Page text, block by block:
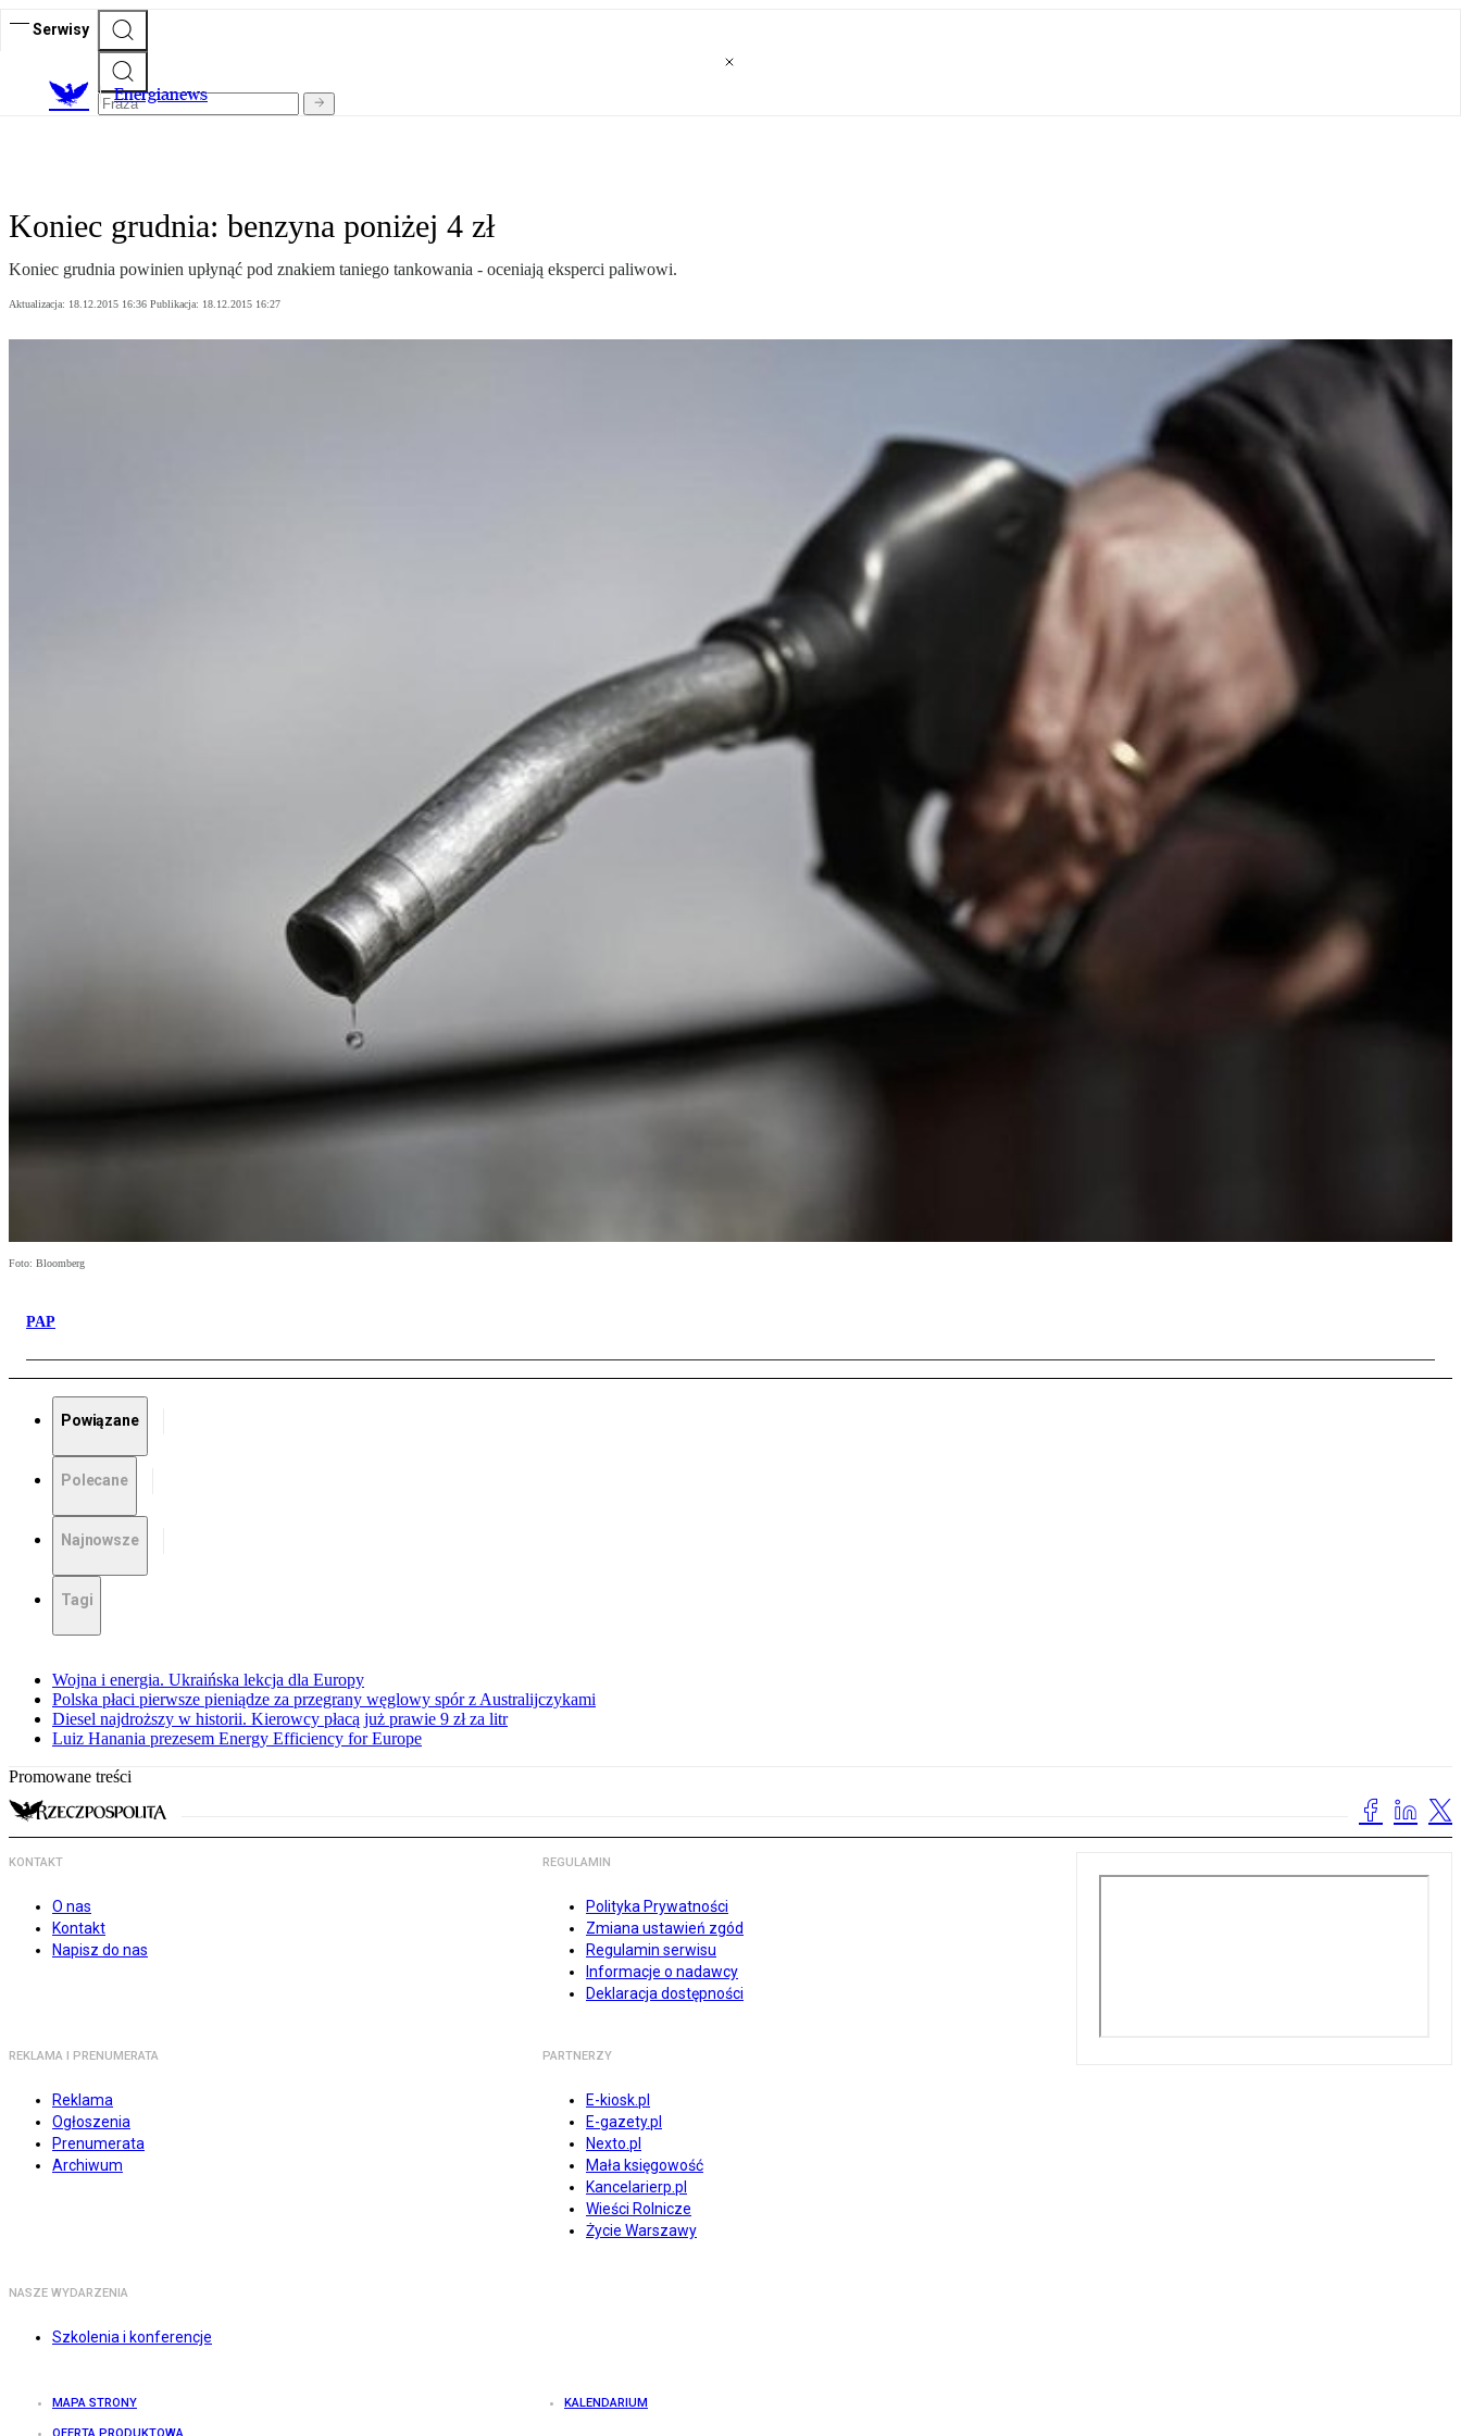
Serwisy
Energianews
Koniec grudnia: benzyna poniżej 4 zł
Koniec grudnia powinien upłynąć pod znakiem taniego tankowania - oceniają eksperci paliwowi.
Aktualizacja: 18.12.2015 16:36 Publikacja: 18.12.2015 16:27
Foto: Bloomberg
PAP
Powiązane
Polecane
Najnowsze
Tagi
Wojna i energia. Ukraińska lekcja dla Europy
Polska płaci pierwsze pieniądze za przegrany węglowy spór z Australijczykami
Diesel najdroższy w historii. Kierowcy płacą już prawie 9 zł za litr
Luiz Hanania prezesem Energy Efficiency for Europe
Promowane treści
KONTAKT
O nas
Kontakt
Napisz do nas
REGULAMIN
Polityka Prywatności
Zmiana ustawień zgód
Regulamin serwisu
Informacje o nadawcy
Deklaracja dostępności
REKLAMA I PRENUMERATA
Reklama
Ogłoszenia
Prenumerata
Archiwum
PARTNERZY
E-kiosk.pl
E-gazety.pl
Nexto.pl
Mała księgowość
Kancelarierp.pl
Wieści Rolnicze
Życie Warszawy
NASZE WYDARZENIA
Szkolenia i konferencje
MAPA STRONY KALENDARIUM